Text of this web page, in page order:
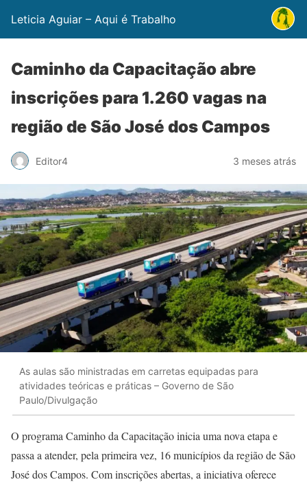
Leticia Aguiar – Aqui é Trabalho
Caminho da Capacitação abre
inscrições para 1.260 vagas na
região de São José dos Campos
Editor4 3 meses atrás
As aulas são ministradas em carretas equipadas para
atividades teóricas e práticas – Governo de São
Paulo/Divulgação
O programa Caminho da Capacitação inicia uma nova etapa e
passa a atender, pela primeira vez, 16 municípios da região de São
José dos Campos. Com inscrições abertas, a iniciativa oferece